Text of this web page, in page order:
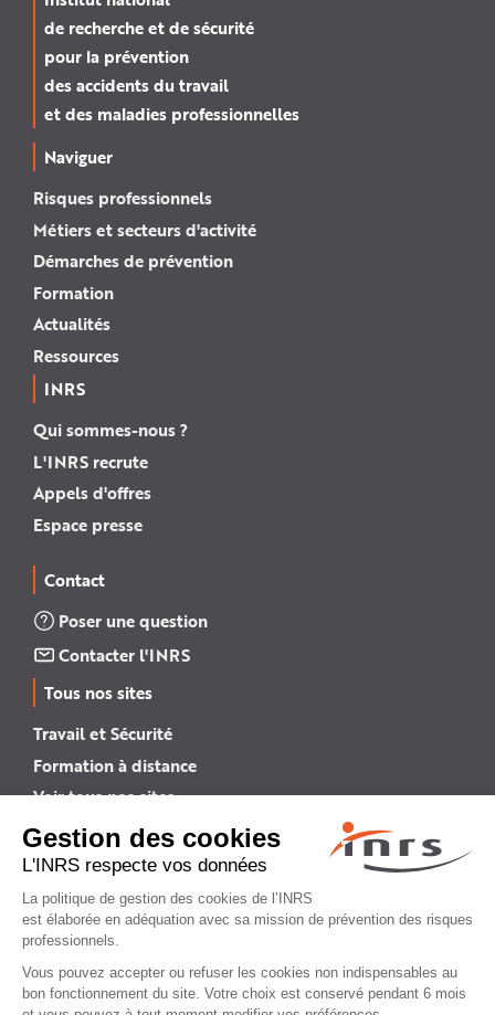
de recherche et de sécurité
pour la prévention
des accidents du travail
et des maladies professionnelles
Naviguer
Risques professionnels
Métiers et secteurs d'activité
Démarches de prévention
Formation
Actualités
Ressources
INRS
Qui sommes-nous ?
L'INRS recrute
Appels d'offres
Espace presse
Contact
Poser une question
Contacter l'INRS
Tous nos sites
Travail et Sécurité
Formation à distance
Voir tous nos sites →
INRS English
INRS (english version)